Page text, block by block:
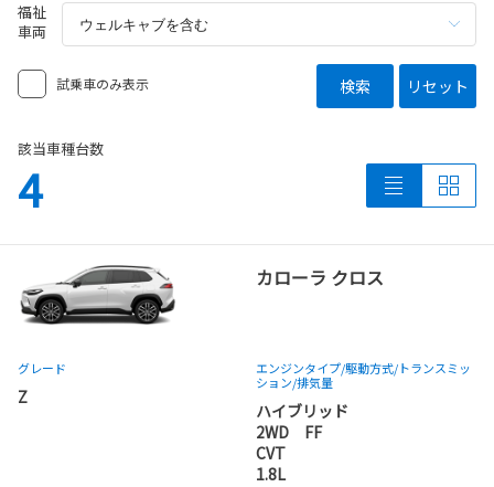
福祉
車両
試乗車のみ表示 検索 リセット
該当車種台数
4
カローラ クロス
グレード
Z
エンジンタイプ/駆動方式/トランスミッ
ション/排気量
ハイブリッド
2WD FF
CVT
1.8L